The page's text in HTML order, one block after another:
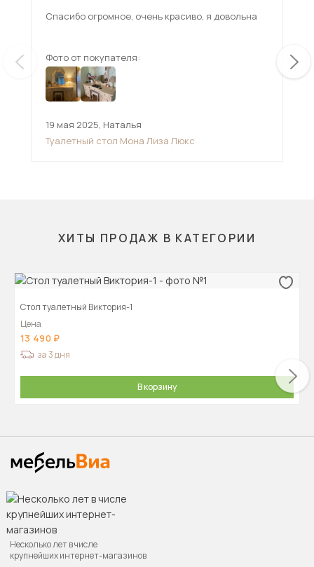
Спасибо огромное, очень красиво, я довольна
Фото от покупателя:
19 мая 2025, Наталья
Туалетный стол Мона Лиза Люкс
ХИТЫ ПРОДАЖ В КАТЕГОРИИ
Стол туалетный Виктория-1
Цена
13 490
за 3 дня
В корзину
Несколько лет в числе
крупнейших интернет-магазинов